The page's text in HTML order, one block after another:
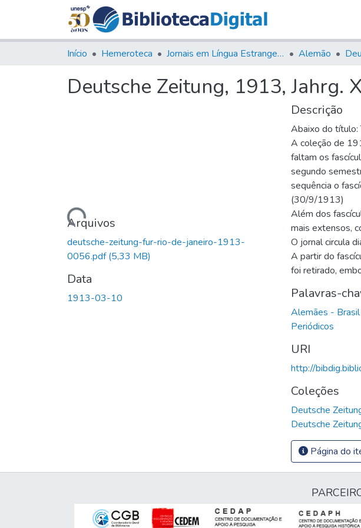
Início Hemeroteca Jornais em Língua Estrangeira Alemão
Deutsche Zeitung, 1913, Jahrg.
Carregando...
Arquivos
deutsche-zeitung-fur-rio-de-janeiro-1913-
0056.pdf(5,33 MB)
Data
1913-03-10
Descrição
Abaixo do
A coleção de
faltam os
segundo
sequência o
(30/9/1913)
Além dos
mais extensos,
O jornal circula
A partir do
foi retirado,
Palavras-
Alemães -
Periódicos
URI
http://
Coleções
Deutsche
Deutsche
Página do